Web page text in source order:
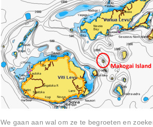
We gaan aan wal om ze te begroeten en